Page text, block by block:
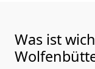
Was ist